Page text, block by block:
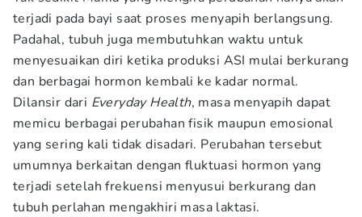
terjadi pada bayi saat proses menyapih berlangsung.
Padahal, tubuh juga membutuhkan waktu untuk
menyesuaikan diri ketika produksi ASI mulai berkurang
dan berbagai hormon kembali ke kadar normal.
Dilansir dari Everyday Health, masa menyapih dapat
memicu berbagai perubahan fisik maupun emosional
yang sering kali tidak disadari. Perubahan tersebut
umumnya berkaitan dengan fluktuasi hormon yang
terjadi setelah frekuensi menyusui berkurang dan
tubuh perlahan mengakhiri masa laktasi.